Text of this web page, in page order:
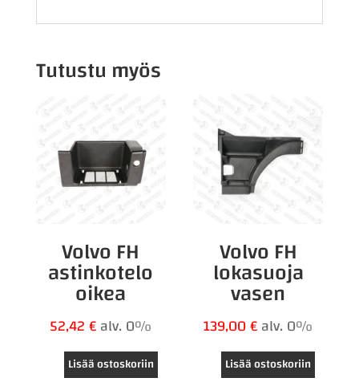
Tutustu myös
Volvo FH
astinkotelo
oikea
52,42€alv. 0%
Lisää ostoskoriin
Volvo FH
lokasuoja
vasen
139,00€alv. 0%
Lisää ostoskoriin